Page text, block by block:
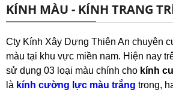
KÍNH MÀU - KÍNH TRANG
Cty Kính Xây Dựng Thiên An chuyên
màu tại khu vực miền nam. Hiện nay
sử dụng 03 loại màu chính cho kính
là kính cường lực màu trắng trong,